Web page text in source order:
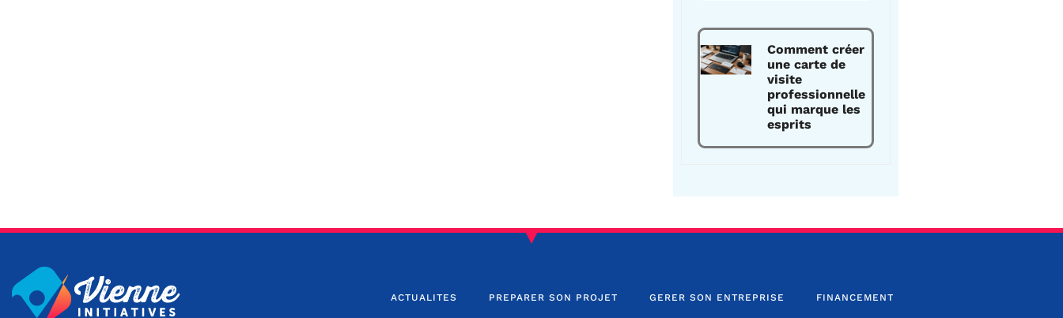
Comment créer
une carte de
visite
professionnelle
qui marque les
esprits
ACTUALITES PREPARER SON PROJET GERER SON ENTREPRISE FINANCEMENT